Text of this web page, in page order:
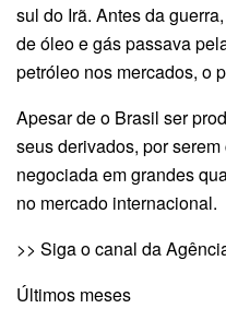
sul do Irã. Antes da
de óleo e gás passava
petróleo nos mercados, o
Apesar de o Brasil ser
seus derivados, por
negociada em grandes
no mercado internacional.
>> Siga o canal da
Últimos meses